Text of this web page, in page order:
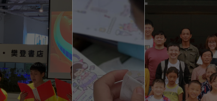
志愿者为家长介绍公益项目详情